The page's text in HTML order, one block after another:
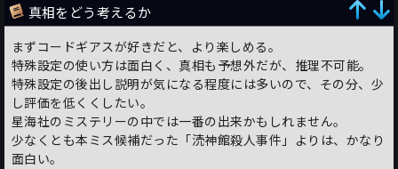
真相をどう考えるか
まずコードギアスが好きだと、より楽しめる。
特殊設定の使い方は面白く、真相も予想外だが、推理不可能。
特殊設定の後出し説明が気になる程度には多いので、その分、少
し評価を低くくしたい。
星海社のミステリーの中では一番の出来かもしれません。
少なくとも本ミス候補だった「涜神館殺人事件」よりは、かなり
面白い。